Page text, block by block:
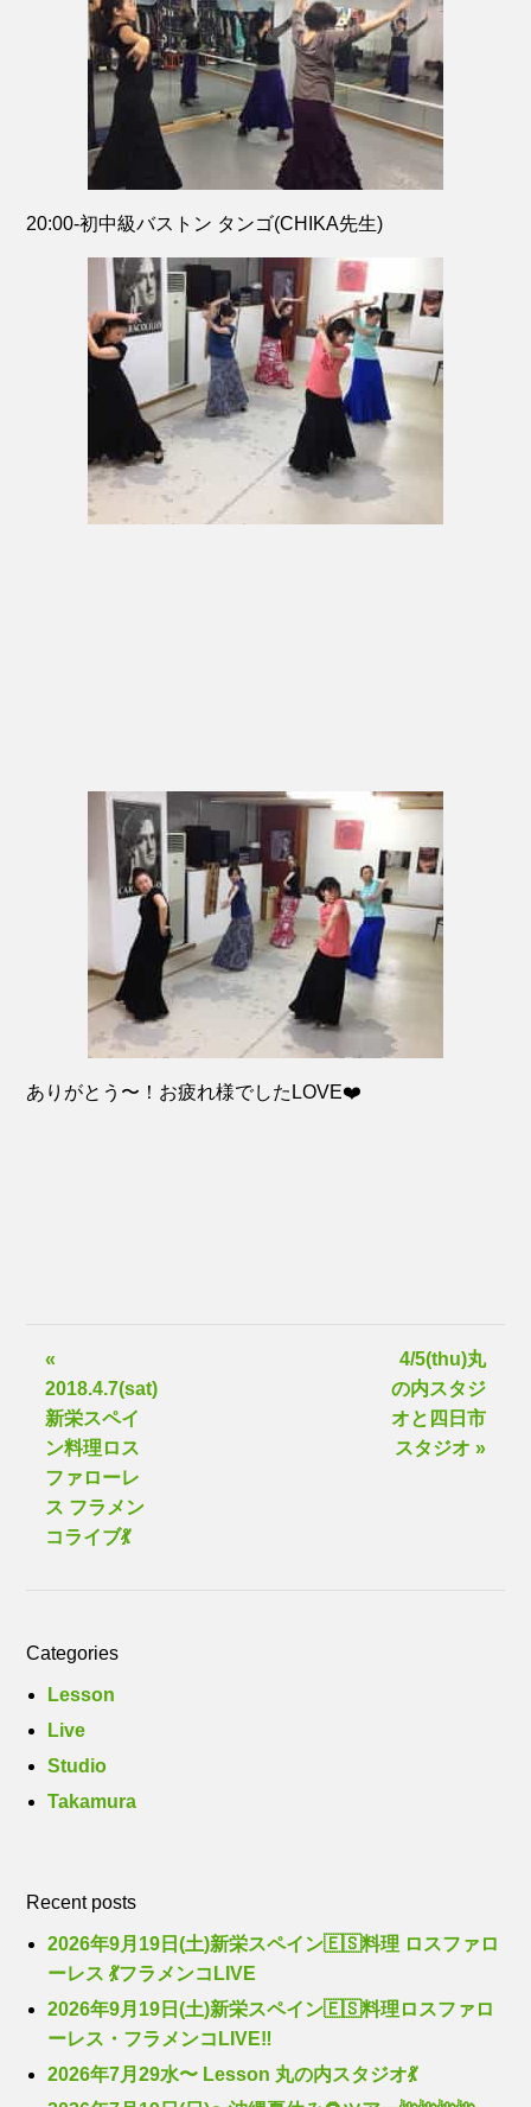
20:00-初中級バストン タンゴ(CHIKA先生)
ありがとう〜！お疲れ様でしたLOVE❤️
«
2018.4.7(sat)
新栄スペイ
ン料理ロス
ファローレ
ス フラメン
コライブ💃
4/5(thu)丸
の内スタジ
オと四日市
スタジオ »
Categories
Lesson
Live
Studio
Takamura
Recent posts
2026年9月19日(土)新栄スペイン🇪🇸料理 ロスファロ
ーレス 💃フラメンコLIVE
2026年9月19日(土)新栄スペイン🇪🇸料理ロスファロ
ーレス・フラメンコLIVE‼️
2026年7月29水〜 Lesson 丸の内スタジオ💃